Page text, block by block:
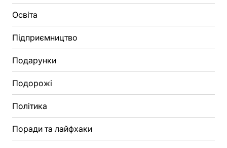
Освіта
Підприємництво
Подарунки
Подорожі
Політика
Поради та лайфхаки